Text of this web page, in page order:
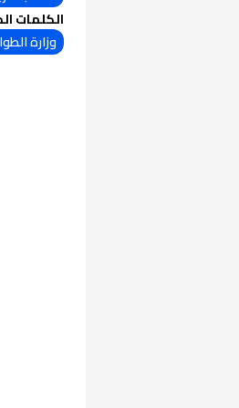
الكلمات
وزارة